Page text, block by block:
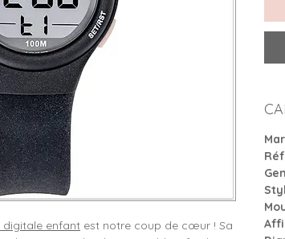
digitale enfant est notre coup de cœur ! Sa